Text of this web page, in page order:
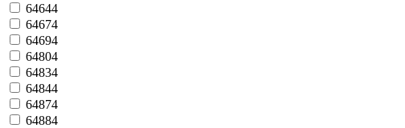
64644
64674
64694
64804
64834
64844
64874
64884